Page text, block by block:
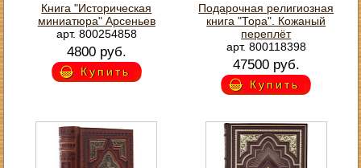
Книга "Историческая
миниатюра" Арсеньев
арт. 800254858
4800 руб.
Купить
Подарочная религиозная
книга "Тора". Кожаный
переплёт
арт. 800118398
47500 руб.
Купить